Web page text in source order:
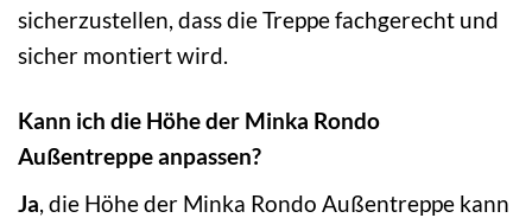
sicherzustellen, dass die Treppe fachgerecht und
sicher montiert wird.
Kann ich die Höhe der Minka Rondo
Außentreppe anpassen?
Ja, die Höhe der Minka Rondo Außentreppe kann